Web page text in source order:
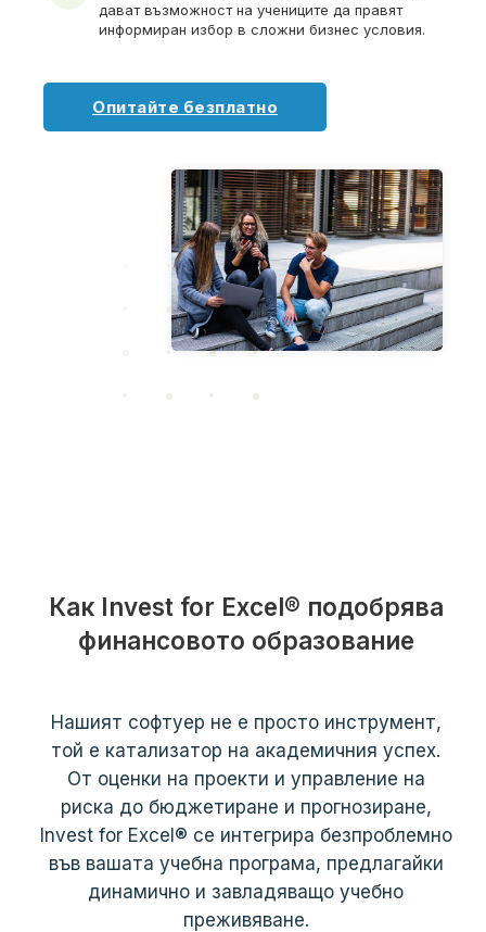
дават възможност на учениците да правят
информиран избор в сложни бизнес условия.
Опитайте безплатно
Как Invest for Excel® подобрява
финансовото образование
Нашият софтуер не е просто инструмент,
той е катализатор на академичния успех.
От оценки на проекти и управление на
риска до бюджетиране и прогнозиране,
Invest for Excel® се интегрира безпроблемно
във вашата учебна програма, предлагайки
динамично и завладяващо учебно
преживяване.